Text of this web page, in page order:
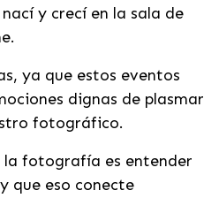
y crecí en la sala de
ya que estos eventos
dignas de plasmar
fotográfico.
fotografía es entender
que eso conecte